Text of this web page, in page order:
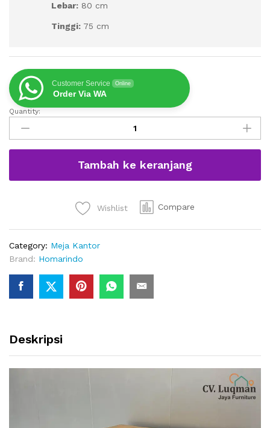
Lebar: 80 cm
Tinggi: 75 cm
Customer Service Online
Order Via WA
Sofa
Chesterfield
Premium
-
Luqman
Quantity:
Tambah ke keranjang
Wishlist Compare
Category: Meja Kantor
Brand: Homarindo
Deskripsi